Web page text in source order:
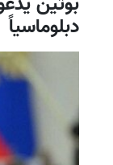
دبلوماسياً